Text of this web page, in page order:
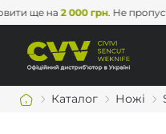
ще на2 000 грн. Не пропустіть
Каталог Ножі